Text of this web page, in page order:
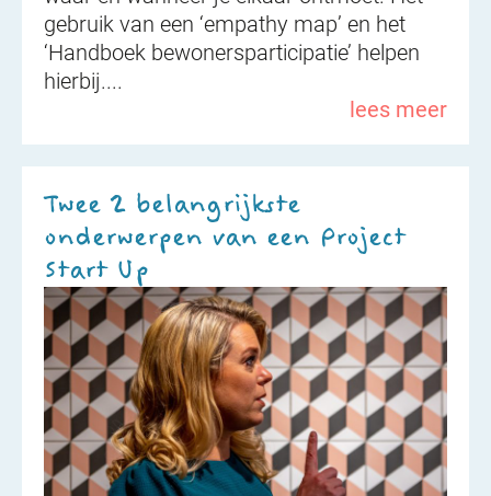
gebruik van een ‘empathy map’ en het
‘Handboek bewonersparticipatie’ helpen
hierbij....
lees meer
Twee 2 belangrijkste
onderwerpen van een Project
Start Up